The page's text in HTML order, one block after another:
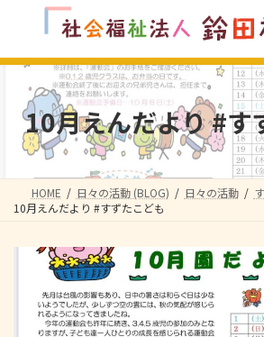
ン
ー
10月えんだより #す
HOME 日々の活動 (BLOG) 日々の活動
10月えんだより #すずたこども